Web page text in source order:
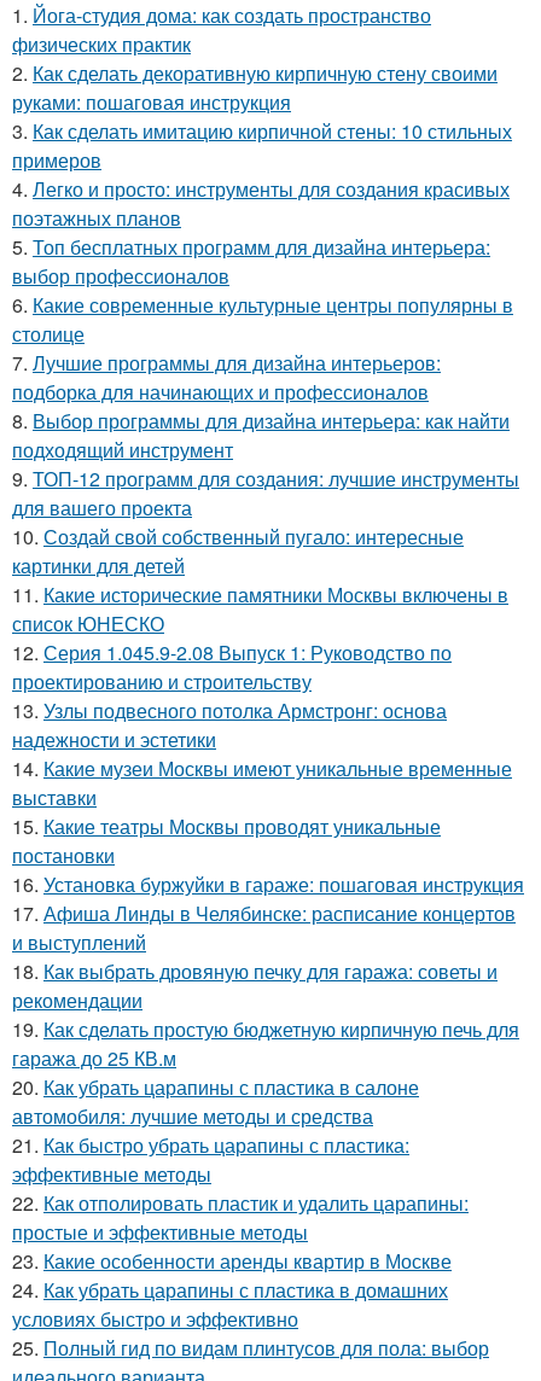
1. Йога-студия дома: как создать пространство
физических практик
2. Как сделать декоративную кирпичную стену своими
руками: пошаговая инструкция
3. Как сделать имитацию кирпичной стены: 10 стильных
примеров
4. Легко и просто: инструменты для создания красивых
поэтажных планов
5. Топ бесплатных программ для дизайна интерьера:
выбор профессионалов
6. Какие современные культурные центры популярны в
столице
7. Лучшие программы для дизайна интерьеров:
подборка для начинающих и профессионалов
8. Выбор программы для дизайна интерьера: как найти
подходящий инструмент
9. ТОП-12 программ для создания: лучшие инструменты
для вашего проекта
10. Создай свой собственный пугало: интересные
картинки для детей
11. Какие исторические памятники Москвы включены в
список ЮНЕСКО
12. Серия 1.045.9-2.08 Выпуск 1: Руководство по
проектированию и строительству
13. Узлы подвесного потолка Армстронг: основа
надежности и эстетики
14. Какие музеи Москвы имеют уникальные временные
выставки
15. Какие театры Москвы проводят уникальные
постановки
16. Установка буржуйки в гараже: пошаговая инструкция
17. Афиша Линды в Челябинске: расписание концертов
и выступлений
18. Как выбрать дровяную печку для гаража: советы и
рекомендации
19. Как сделать простую бюджетную кирпичную печь для
гаража до 25 КВ.м
20. Как убрать царапины с пластика в салоне
автомобиля: лучшие методы и средства
21. Как быстро убрать царапины с пластика:
эффективные методы
22. Как отполировать пластик и удалить царапины:
простые и эффективные методы
23. Какие особенности аренды квартир в Москве
24. Как убрать царапины с пластика в домашних
условиях быстро и эффективно
25. Полный гид по видам плинтусов для пола: выбор